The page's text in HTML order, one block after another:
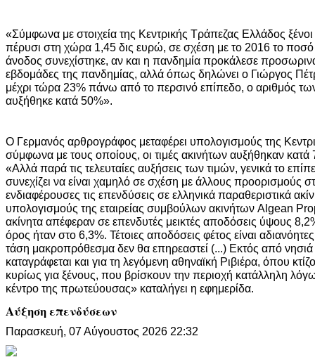
«Σύμφωνα με στοιχεία της Κεντρικής Τράπεζας Ελλάδος
πέρυσι στη χώρα 1,45 δις ευρώ, σε σχέση με το 2016 το
άνοδος συνεχίστηκε, αν και η πανδημία προκάλεσε
εβδομάδες της πανδημίας, αλλά όπως δηλώνει ο Γιώργος
μέχρι τώρα 23% πάνω από το περσινό επίπεδο, ο αριθμός
αυξήθηκε κατά 50%».
Ο Γερμανός αρθρογράφος μεταφέρει υπολογισμούς της
σύμφωνα με τους οποίους, οι τιμές ακινήτων αυξήθηκαν
«Αλλά παρά τις τελευταίες αυξήσεις των τιμών, γενικά το
συνεχίζει να είναι χαμηλό σε σχέση με άλλους προορισμούς
ενδιαφέρουσες τις επενδύσεις σε ελληνικά παραθεριστικά
υπολογισμούς της εταιρείας συμβούλων ακινήτων Algean
ακίνητα απέφεραν σε επενδυτές μεικτές αποδόσεις ύψους
όρος ήταν στο 6,3%. Τέτοιες αποδόσεις φέτος είναι
τάση μακροπρόθεσμα δεν θα επηρεαστεί (...) Εκτός από
καταγράφεται και για τη λεγόμενη αθηναϊκή Ριβιέρα, όπου
κυρίως για ξένους, που βρίσκουν την περιοχή κατάλληλη
κέντρο της πρωτεύουσας» καταλήγει η εφημερίδα.
Αύξηση επενδύσεων
Παρασκευή, 07 Αύγουστος 2026 22:32